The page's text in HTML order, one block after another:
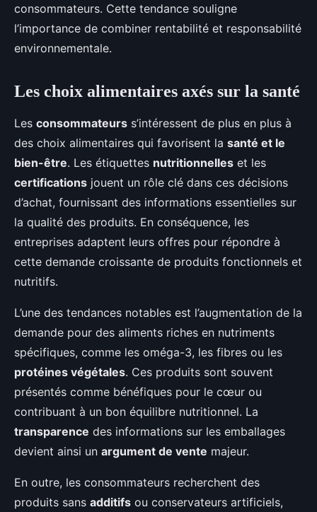
consommateurs. Cette tendance souligne
l’importance de combiner rentabilité et responsabilité
environnementale.
Les choix alimentaires axés sur la santé
Les consommateurs s’intéressent de plus en plus à
des choix alimentaires qui favorisent la santé et le
bien-être. Les étiquettes nutritionnelles et les
certifications jouent un rôle clé dans ces décisions
d’achat, fournissant des informations essentielles sur
la qualité des produits. En conséquence, les
entreprises adaptent leurs offres pour répondre à
cette demande croissante de produits fonctionnels et
nutritifs.
L’une des tendances notables est l’augmentation de la
demande pour des aliments riches en nutriments
spécifiques, comme les oméga-3, les fibres ou les
protéines végétales. Ces produits sont souvent
présentés comme bénéfiques pour le cœur ou
contribuant à un bon équilibre nutritionnel. La
transparence des informations sur les emballages
devient ainsi un argument de vente majeur.
En outre, les consommateurs recherchent des
produits sans additifs ou conservateurs artificiels,